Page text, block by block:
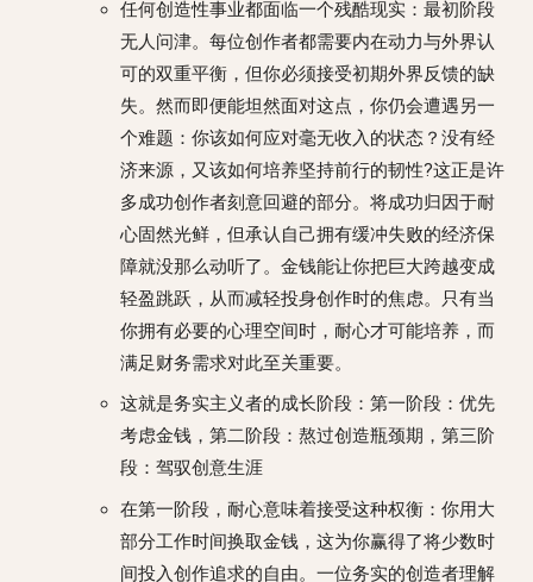
任何创造性事业都面临一个残酷现实：最初阶段
无人问津。每位创作者都需要内在动力与外界认
可的双重平衡，但你必须接受初期外界反馈的缺
失。然而即便能坦然面对这点，你仍会遭遇另一
个难题：你该如何应对毫无收入的状态？没有经
济来源，又该如何培养坚持前行的韧性?这正是许
多成功创作者刻意回避的部分。将成功归因于耐
心固然光鲜，但承认自己拥有缓冲失败的经济保
障就没那么动听了。金钱能让你把巨大跨越变成
轻盈跳跃，从而减轻投身创作时的焦虑。只有当
你拥有必要的心理空间时，耐心才可能培养，而
满足财务需求对此至关重要。
这就是务实主义者的成长阶段：第一阶段：优先
考虑金钱，第二阶段：熬过创造瓶颈期，第三阶
段：驾驭创意生涯
在第一阶段，耐心意味着接受这种权衡：你用大
部分工作时间换取金钱，这为你赢得了将少数时
间投入创作追求的自由。一位务实的创造者理解